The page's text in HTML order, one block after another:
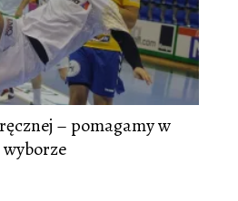
– pomagamy w
wyborze